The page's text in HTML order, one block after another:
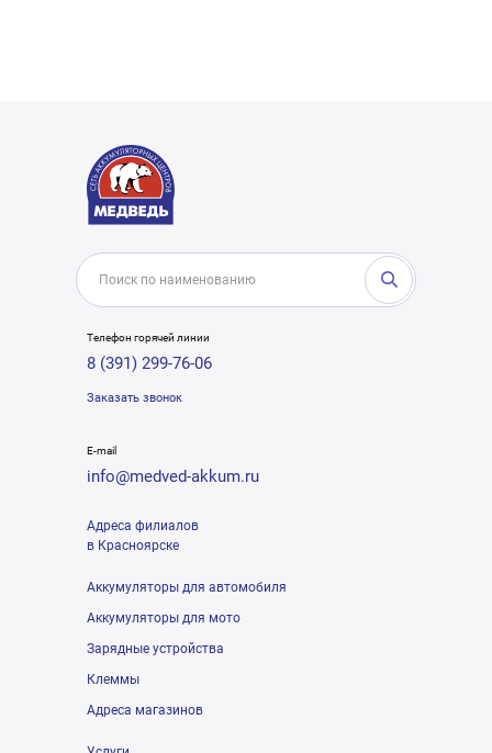
Телефон горячей линии
8 (391) 299-76-06
Заказать звонок
E-mail
info@medved-akkum.ru
Адреса филиалов
в Красноярске
Аккумуляторы для автомобиля
Аккумуляторы для мото
Зарядные устройства
Клеммы
Адреса магазинов